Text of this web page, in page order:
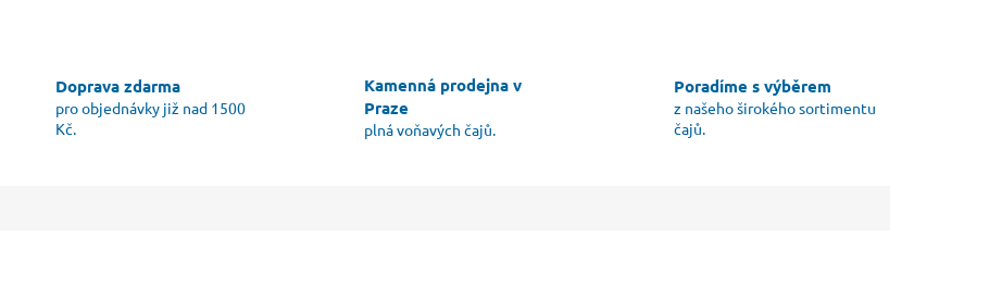
Doprava zdarma
pro objednávky již nad 1500
Kč.
Kamenná prodejna v
Praze
plná voňavých čajů.
Poradíme s výběrem
z našeho širokého sortimentu
čajů.